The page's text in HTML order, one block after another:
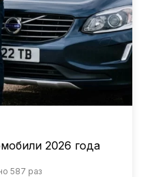
2026 года
587 раз